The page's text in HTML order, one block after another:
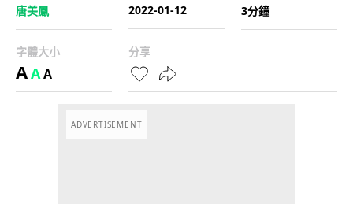
唐美鳳
2022-01-12
3分鐘
字體大小
AAA
分享
ADVERTISEMENT